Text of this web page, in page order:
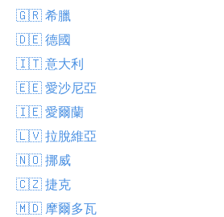
🇬🇷 希臘
🇩🇪 德國
🇮🇹 意大利
🇪🇪 愛沙尼亞
🇮🇪 愛爾蘭
🇱🇻 拉脫維亞
🇳🇴 挪威
🇨🇿 捷克
🇲🇩 摩爾多瓦